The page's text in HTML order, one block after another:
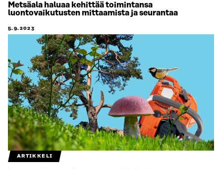
Metsäala haluaa kehittää toimintansa
luontovaikutusten mittaamista ja seurantaa
5.9.2023
ARTIKKELI